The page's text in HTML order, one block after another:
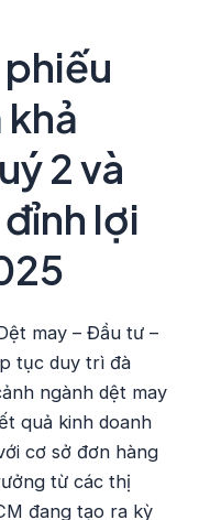
2 và
lợi
may – Đầu tư –
tục duy trì đà
ngành dệt may
quả kinh doanh
cơ sở đơn hàng
từ các thị
đang tạo ra kỳ